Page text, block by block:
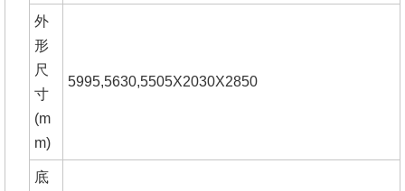
外
形
尺
寸
(m
m)
5995,5630,5505X2030X2850
底